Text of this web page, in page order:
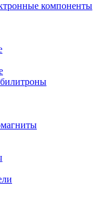
компоненты